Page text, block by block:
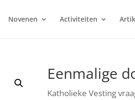
Novenen Activiteiten
Eenmalige
Katholieke Vesting